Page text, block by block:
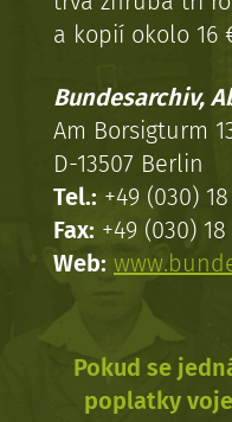
a kopií okolo 16
Bundesarchiv,
Am Borsigturm
D-13507 Berlin
Tel.: +49 (030)
Fax: +49 (030) 18
Web:
Pokud se
poplatky